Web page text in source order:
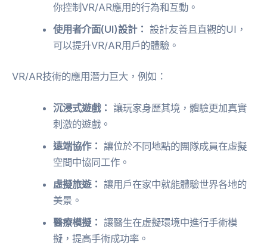
你控制VR/AR應用的行為和互動。
使用者介面(UI)設計： 設計友善且直觀的UI，
可以提升VR/AR用戶的體驗。
VR/AR技術的應用潛力巨大，例如：
沉浸式遊戲： 讓玩家身歷其境，體驗更加真實
刺激的遊戲。
遠端協作： 讓位於不同地點的團隊成員在虛擬
空間中協同工作。
虛擬旅遊： 讓用戶在家中就能體驗世界各地的
美景。
醫療模擬： 讓醫生在虛擬環境中進行手術模
擬，提高手術成功率。